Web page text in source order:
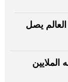
يصل